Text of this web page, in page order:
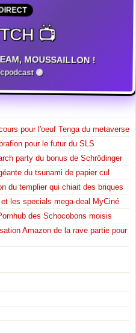
📺
MOUSSAILLON !
🟣
pour l'oeuf Tenga du metaverse
pour le futur du SLS
party du bonus de Schrödinger
du tsunami de papier cul
du templier qui chiait des briques
les specials mega-deal MyCiné
des Schocobons moisis
Amazon de la rave partie pour